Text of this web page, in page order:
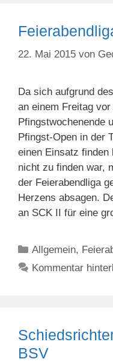
22. Mai 2015 von
Da sich aufgrund
an einem Freitag
Pfingstwochenende
Pfingst-Open in der
einen Einsatz
nicht zu finden war,
der Feierabendliga
Herzens absagen.
an SCK II für eine
Kategorien
Allgemein,
Kommentar
BSV